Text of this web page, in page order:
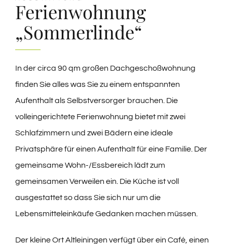
Ferienwohnung
„Sommerlinde“
In der circa 90 qm großen Dachgeschoßwohnung
finden Sie alles was Sie zu einem entspannten
Aufenthalt als Selbstversorger brauchen. Die
volleingerichtete Ferienwohnung bietet mit zwei
Schlafzimmern und zwei Bädern eine ideale
Privatsphäre für einen Aufenthalt für eine Familie. Der
gemeinsame Wohn-/Essbereich lädt zum
gemeinsamen Verweilen ein. Die Küche ist voll
ausgestattet so dass Sie sich nur um die
Lebensmitteleinkäufe Gedanken machen müssen.
Der kleine Ort Altleiningen verfügt über ein Café, einen